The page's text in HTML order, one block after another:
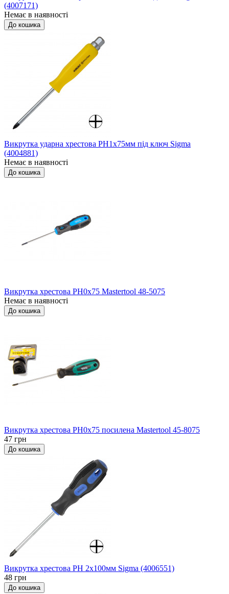
(4007171)
Немає в наявності
До кошика
Викрутка ударна хрестова PH1x75мм під ключ Sigma
(4004881)
Немає в наявності
До кошика
Викрутка хрестова РН0x75 Mastertool 48-5075
Немає в наявності
До кошика
Викрутка хрестова РН0x75 посилена Mastertool 45-8075
47 грн
До кошика
Викрутка хрестова PH 2x100мм Sigma (4006551)
48 грн
До кошика